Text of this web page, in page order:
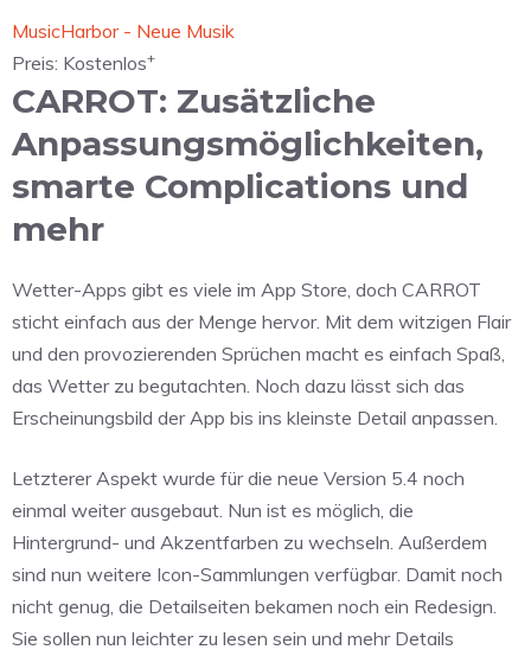
‎MusicHarbor - Neue Musik
Preis: Kostenlos+
CARROT: Zusätzliche
Anpassungsmöglichkeiten,
smarte Complications und
mehr
Wetter-Apps gibt es viele im App Store, doch CARROT
sticht einfach aus der Menge hervor. Mit dem witzigen Flair
und den provozierenden Sprüchen macht es einfach Spaß,
das Wetter zu begutachten. Noch dazu lässt sich das
Erscheinungsbild der App bis ins kleinste Detail anpassen.
Letzterer Aspekt wurde für die neue Version 5.4 noch
einmal weiter ausgebaut. Nun ist es möglich, die
Hintergrund- und Akzentfarben zu wechseln. Außerdem
sind nun weitere Icon-Sammlungen verfügbar. Damit noch
nicht genug, die Detailseiten bekamen noch ein Redesign.
Sie sollen nun leichter zu lesen sein und mehr Details